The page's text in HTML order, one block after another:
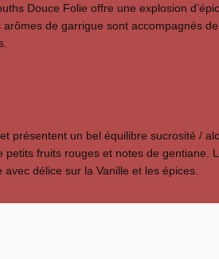
Douce Folie offre une explosion
arômes de garrigue sont accompagnés
présentent un bel équilibre sucrosité /
petits fruits rouges et notes de gentiane.
délice sur la Vanille et les épices.